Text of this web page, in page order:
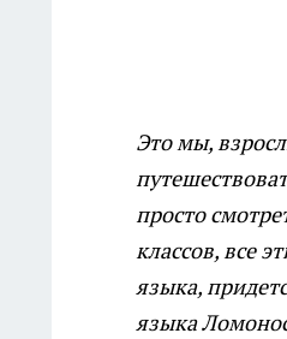
Это мы,
просто
классов, все
языка,
языка